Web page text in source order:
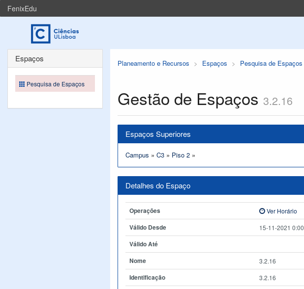
FenixEdu
Planeamento e Recursos Espaços Pesquisa de Espaços
Gestão de Espaços 3.2.16
Espaços Superiores
Campus » C3 » Piso 2 »
Detalhes do Espaço
Operações Ver Horário
Válido Desde 15-11-2021 0:00
Válido Até
Nome
3.2.16
Identificação 3.2.16
Espaços
Pesquisa de Espaços